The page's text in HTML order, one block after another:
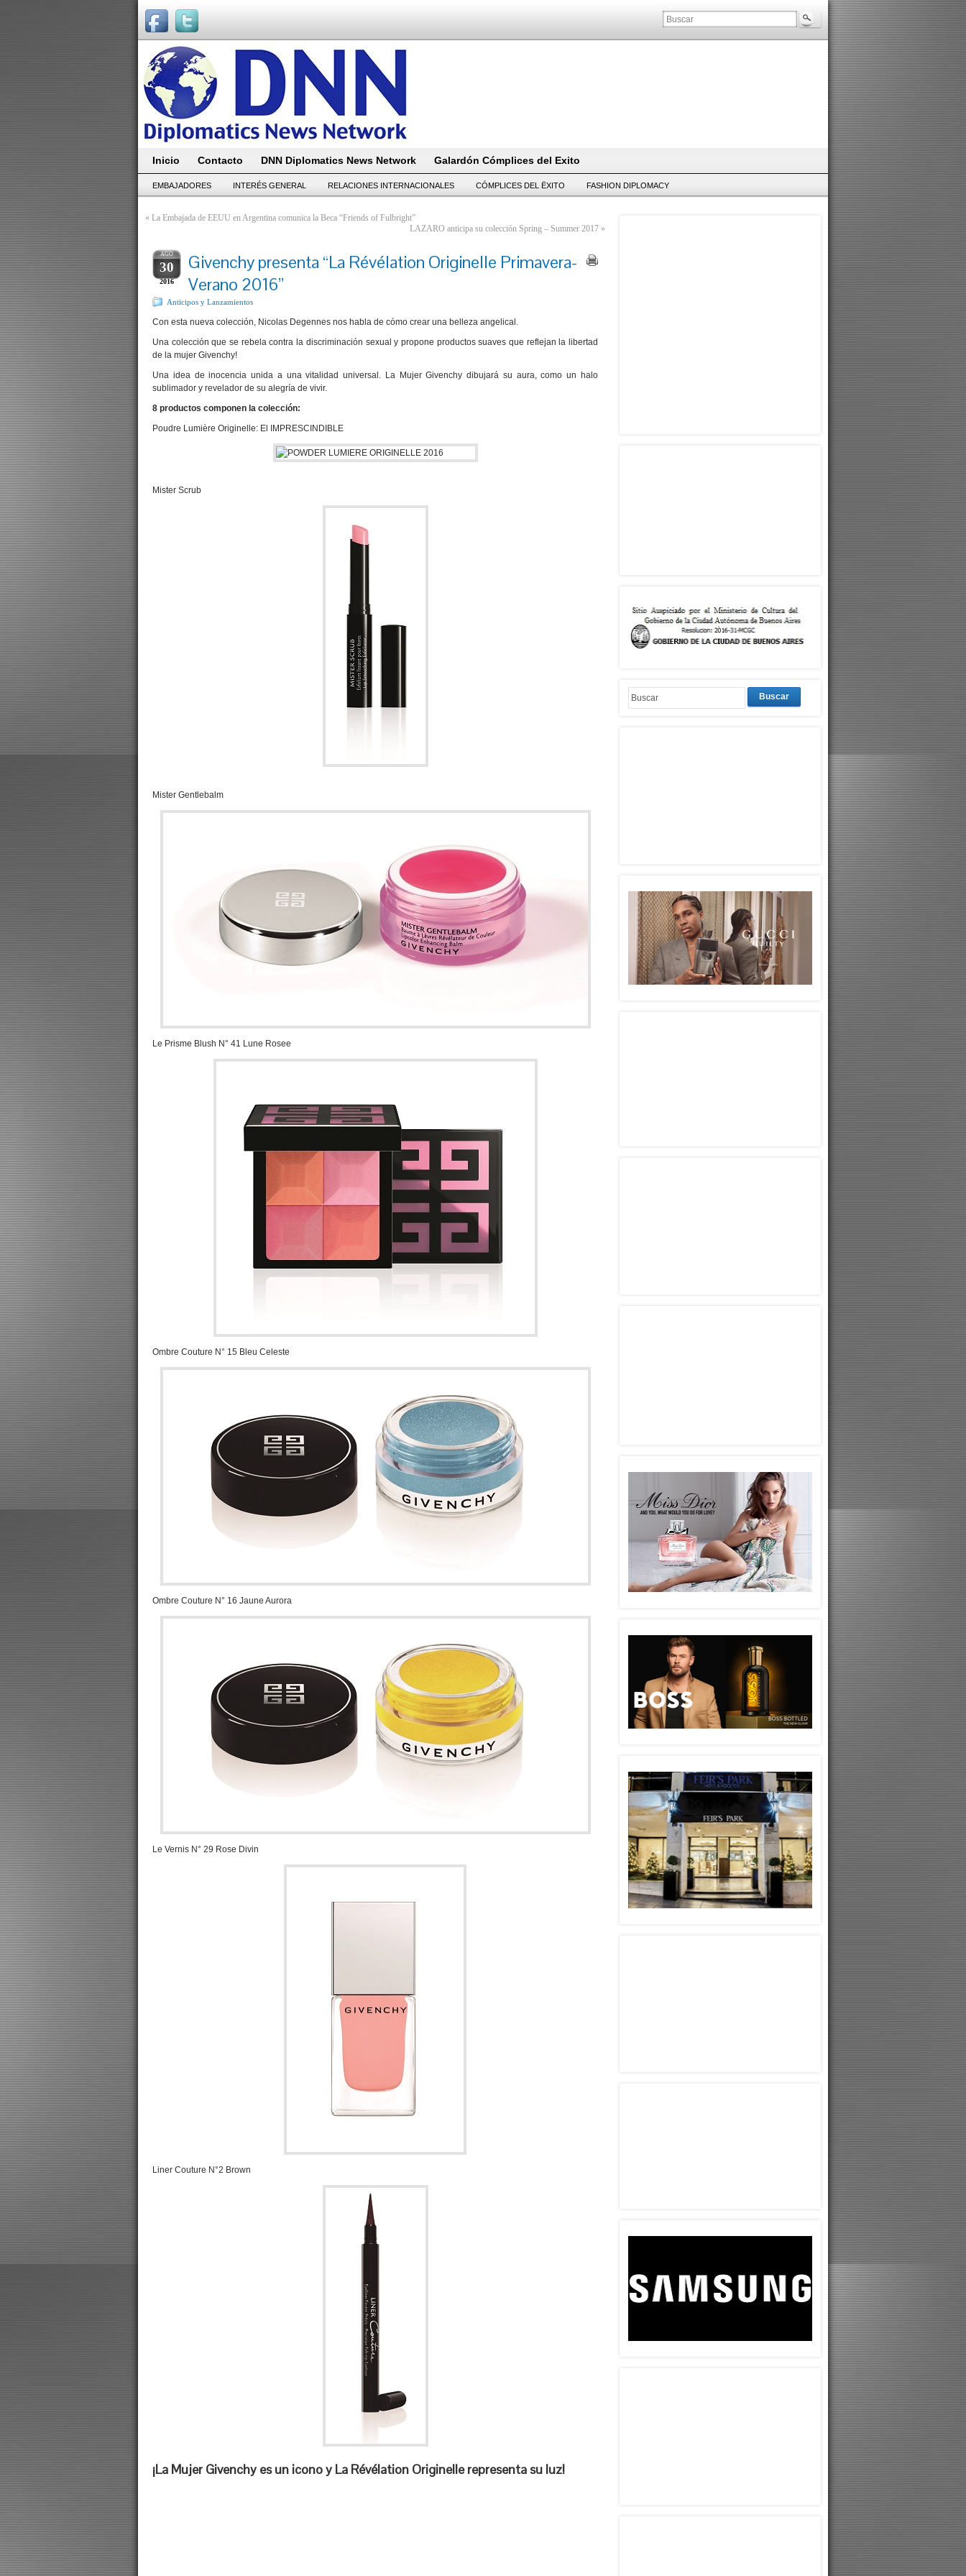
Inicio Contacto DNN Diplomatics News Network Galardón Cómplices del Exito
EMBAJADORES INTERÉS GENERAL RELACIONES INTERNACIONALES CÓMPLICES DEL ËXITO FASHION DIPLOMACY
« La Embajada de EEUU en Argentina comunica la Beca “Friends of Fulbright”
LAZARO anticipa su colección Spring – Summer 2017 »
AGO
30
2016
Givenchy presenta “La Révélation Originelle Primavera-
Verano 2016”
Anticipos y Lanzamientos
Con esta nueva colección, Nicolas Degennes nos habla de cómo crear una belleza angelical.
Una colección que se rebela contra la discriminación sexual y propone productos suaves que reflejan la libertad
de la mujer Givenchy!
Una idea de inocencia unida a una vitalidad universal. La Mujer Givenchy dibujará su aura, como un halo
sublimador y revelador de su alegría de vivir.
8 productos componen la colección:
Poudre Lumière Originelle: El IMPRESCINDIBLE
Mister Scrub
Mister Gentlebalm
Le Prisme Blush N° 41 Lune Rosee
Ombre Couture N° 15 Bleu Celeste
Ombre Couture N° 16 Jaune Aurora
Le Vernis N° 29 Rose Divin
Liner Couture N°2 Brown
¡La Mujer Givenchy es un icono y La Révélation Originelle representa su luz!
Buscar